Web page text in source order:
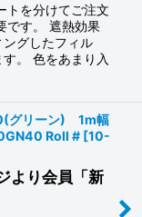
トを分けてご注文
です。 遮熱効果
グしたフィル
。 色をあまり入
グリーン) 1m幅
Roll # [10-
より会員「新